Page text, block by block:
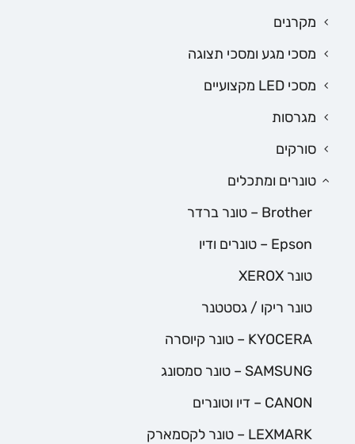
מקרנים
מסכי מגע ומסכי תצוגה
מסכי LED מקצועיים
מגרסות
סורקים
טונרים ומתכלים
Brother – טונר ברדר
Epson – טונרים ודיו
טונר XEROX
טונר ריקו / גסטטנר
KYOCERA – טונר קיוסרה
SAMSUNG – טונר סמסונג
CANON – דיו וטונרים
LEXMARK – טונר לקסמארק